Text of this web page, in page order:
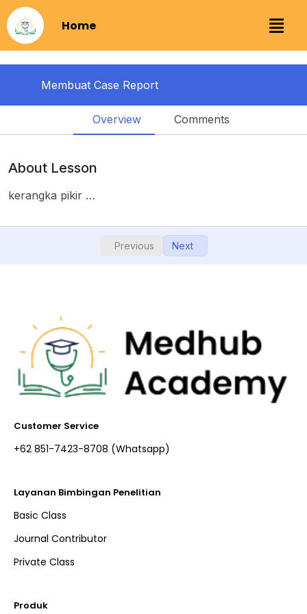
Home
Membuat Kerangka
Membuat Pendahuluan
Membuat Case Report
Overview Comments
About Lesson
kerangka pikir …
Previous Next
Customer Service
+62 851-7423-8708 (Whatsapp)​
Layanan Bimbingan Penelitian
Basic Class
Journal Contributor
Private Class
Produk